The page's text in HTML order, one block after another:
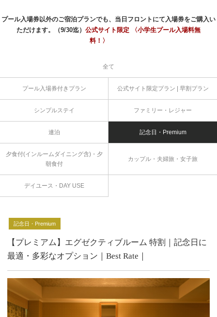
プール入場券以外のご宿泊プランでも、当日フロントにて入場券をご購入い
ただけます。（9/30迄） 公式サイト限定 〈小学生プール入場料無
料！〉
全て
プール入場券付きプラン 公式サイト限定プラン | 早割プラン
シンプルステイ ファミリー・レジャー
連泊 記念日・Premium
夕食付(インルームダイニング含)・夕
朝食付
カップル・夫婦旅・女子旅
デイユース・DAY USE
記念日・Premium
【プレミアム】エグゼクティブルーム 特割｜記念日に
最適・多彩なオプション｜Best Rate｜